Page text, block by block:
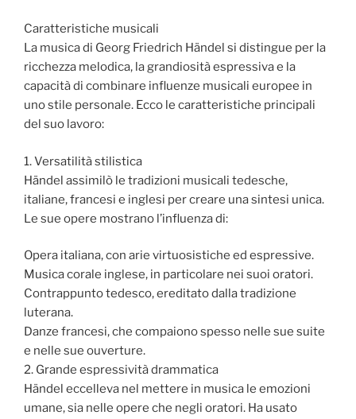
Caratteristiche musicali
La musica di Georg Friedrich Händel si distingue per la
ricchezza melodica, la grandiosità espressiva e la
capacità di combinare influenze musicali europee in
uno stile personale. Ecco le caratteristiche principali
del suo lavoro:
1. Versatilità stilistica
Händel assimilò le tradizioni musicali tedesche,
italiane, francesi e inglesi per creare una sintesi unica.
Le sue opere mostrano l’influenza di:
Opera italiana, con arie virtuosistiche ed espressive.
Musica corale inglese, in particolare nei suoi oratori.
Contrappunto tedesco, ereditato dalla tradizione
luterana.
Danze francesi, che compaiono spesso nelle sue suite
e nelle sue ouverture.
2. Grande espressività drammatica
Händel eccelleva nel mettere in musica le emozioni
umane, sia nelle opere che negli oratori. Ha usato